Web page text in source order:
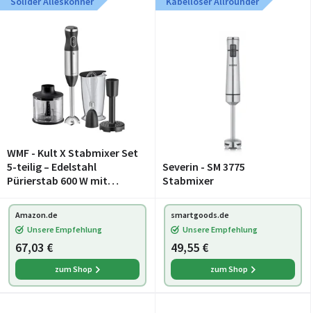
WMF - Kult X Stabmixer Set
5-teilig – Edelstahl
Pürierstab 600 W mit
Zerkleinerer und 700 ml
Mixbecher,
spülmaschinenfest,
vielseitig
Severin - SM 3775
Stabmixer
Amazon.de
Unsere Empfehlung
67,03 €
zum Shop
smartgoods.de
Unsere Empfehlung
49,55 €
zum Shop